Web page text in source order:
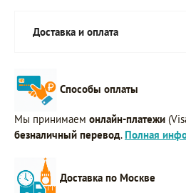
Доставка и оплата
Способы оплаты
Мы принимаем онлайн-платежи
безналичный перевод. Полная
Доставка по Москве